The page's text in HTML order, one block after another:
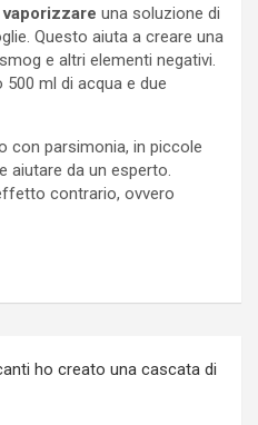
vaporizzare una soluzione di
Questo aiuta a creare una
e altri elementi negativi.
ml di acqua e due
con parsimonia, in piccole
aiutare da un esperto.
contrario, ovvero
ho creato una cascata di